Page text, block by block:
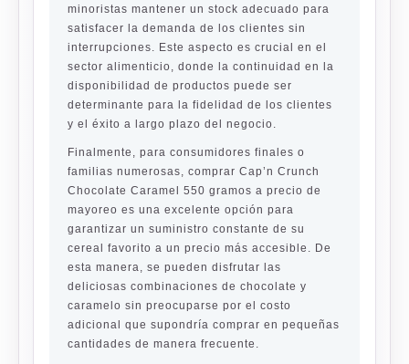
minoristas mantener un stock adecuado para
satisfacer la demanda de los clientes sin
interrupciones. Este aspecto es crucial en el
sector alimenticio, donde la continuidad en la
disponibilidad de productos puede ser
determinante para la fidelidad de los clientes
y el éxito a largo plazo del negocio.
Finalmente, para consumidores finales o
familias numerosas, comprar Cap’n Crunch
Chocolate Caramel 550 gramos a precio de
mayoreo es una excelente opción para
garantizar un suministro constante de su
cereal favorito a un precio más accesible. De
esta manera, se pueden disfrutar las
deliciosas combinaciones de chocolate y
caramelo sin preocuparse por el costo
adicional que supondría comprar en pequeñas
cantidades de manera frecuente.